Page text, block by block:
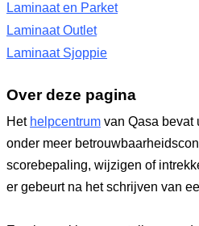
Laminaat en Parket
Laminaat Outlet
Laminaat Sjoppie
Over deze pagina
Het helpcentrum van Qasa bevat
onder meer
scorebepaling, wijzigen of
er gebeurt na het schrijven van